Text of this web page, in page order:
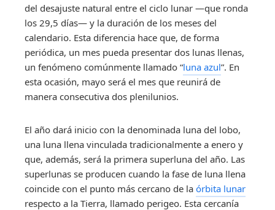
del desajuste natural entre el ciclo lunar —que ronda
los 29,5 días— y la duración de los meses del
calendario. Esta diferencia hace que, de forma
periódica, un mes pueda presentar dos lunas llenas,
un fenómeno comúnmente llamado “luna azul”. En
esta ocasión, mayo será el mes que reunirá de
manera consecutiva dos plenilunios.
El año dará inicio con la denominada luna del lobo,
una luna llena vinculada tradicionalmente a enero y
que, además, será la primera superluna del año. Las
superlunas se producen cuando la fase de luna llena
coincide con el punto más cercano de la órbita lunar
respecto a la Tierra, llamado perigeo. Esta cercanía